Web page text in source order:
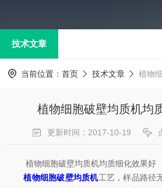
技术文章
当前位置： 首页 技术文章 植物细
植物细胞破壁均质机均
更新时间：2017-10-19
植物细胞破壁均质机均质细化效果好
植物细胞破壁均质机工艺，样品路径